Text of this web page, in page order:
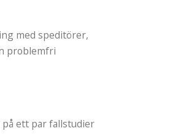
med speditörer,
problemfri
ett par fallstudier